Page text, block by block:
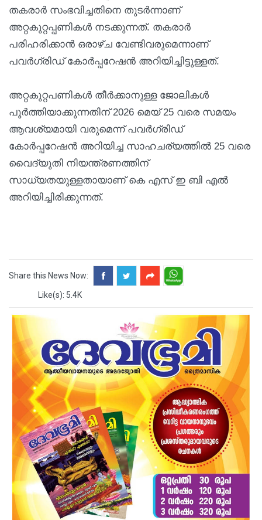
തകരാര്‍ സംഭവിച്ചതിനെ തുടര്‍ന്നാണ്
അറ്റകുറ്റപ്പണികള്‍ നടക്കുന്നത്. തകരാര്‍
പരിഹരിക്കാന്‍ ഒരാഴ്ച വേണ്ടിവരുമെന്നാണ്
പവര്‍ഗ്രിഡ് കോര്‍പ്പറേഷന്‍ അറിയിച്ചിട്ടുള്ളത്.
അറ്റകുറ്റപണികള്‍ തീര്‍ക്കാനുള്ള ജോലികള്‍
പൂര്‍ത്തിയാക്കുന്നതിന് 2026 മെയ് 25 വരെ സമയം
ആവശ്യമായി വരുമെന്ന് പവര്‍ഗ്രിഡ്
കോര്‍പ്പറേഷന്‍ അറിയിച്ച സാഹചര്യത്തില്‍ 25 വരെ
വൈദ്യുതി നിയന്ത്രണത്തിന്
സാധ്യതയുള്ളതായാണ് കെ എസ് ഇ ബി എല്‍
അറിയിച്ചിരിക്കുന്നത്.
Share this News Now:
Like(s): 5.4K